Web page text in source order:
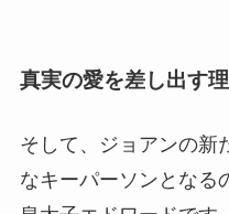
真実の愛を差し出す
そして、ジョアンの新
なキーパーソンとなる